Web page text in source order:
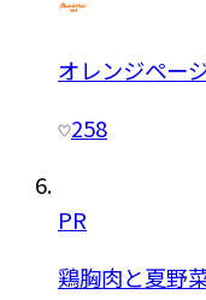
オレンジペー
258
PR
鶏胸肉と夏野